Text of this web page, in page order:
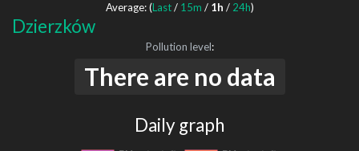
Average: (Last/ 15m / 1h / 24h)
Dzierzków
Pollution level:
There are no data
Daily graph